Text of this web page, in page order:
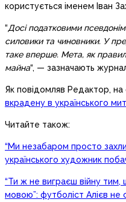
користується іменем Іван
“Досі податковими
силовики та чиновники. У
таке вперше. Мета, як
майна“, — зазначають
Як повідомляв Редактор, на
вкрадену в українського
Читайте також:
“Ми незабаром просто
українського художник
“Ти ж не виграєш війну
мовою”: футболіст Алієв не